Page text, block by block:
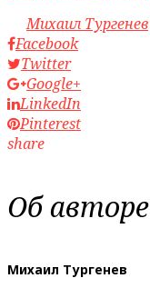
byМихаил Тургенев
Facebook
Twitter
Google+
LinkedIn
Pinterest
share
Об авторе
Михаил Тургенев